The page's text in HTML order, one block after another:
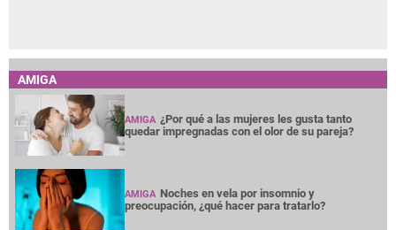
AMIGA
AMIGA ¿Por qué a las mujeres les gusta tanto
quedar impregnadas con el olor de su pareja?
AMIGA Noches en vela por insomnio y
preocupación, ¿qué hacer para tratarlo?